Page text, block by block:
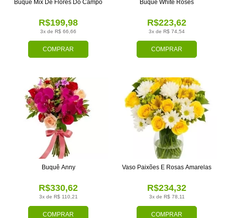
COMPRAR
3x de R$ 66,66
R$199,98
Buquê Mix De Flores Do Campo
COMPRAR
3x de R$ 74,54
R$223,62
Buquê White Roses
COMPRAR
3x de R$ 110,21
R$330,62
Buquê Anny
COMPRAR
3x de R$ 78,11
R$234,32
Vaso Paixões E Rosas Amarelas